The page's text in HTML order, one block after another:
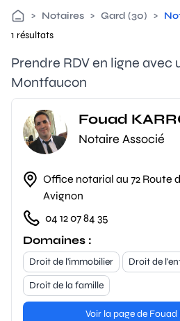
> Notaires > Gard (30) >
1 résultats
Prendre RDV en ligne avec
Montfaucon
Fouad
Notaire Associé
Office notarial au 72 Route
Avignon
04 12 07 84 35
Domaines :
Droit de l'immobilier
Droit de
Droit de la famille
Voir la page de Fouad